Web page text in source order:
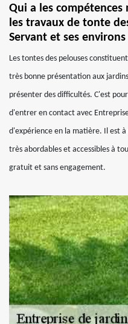
Qui a les compétences
les travaux de tonte
Servant et ses environs
Les tontes des pelouses
très bonne présentation aux
présenter des difficultés. C'est
d'entrer en contact avec
d'expérience en la matière. Il est
très abordables et accessibles à
gratuit et sans engagement.